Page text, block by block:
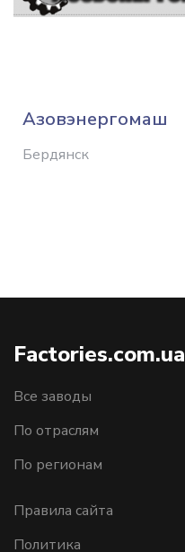
Азовэнергомаш
Бердянск
Factories.com.ua
Все заводы
По отраслям
По регионам
Правила сайта
Политика